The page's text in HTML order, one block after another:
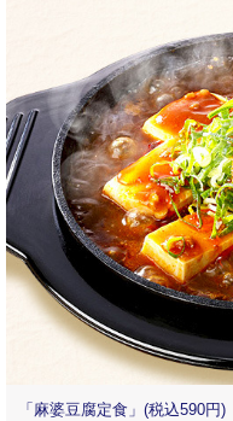
「麻婆豆腐定食」(税込590円)